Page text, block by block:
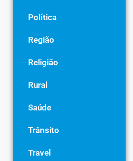
Política
Região
Religião
Rural
Saúde
Trânsito
Travel